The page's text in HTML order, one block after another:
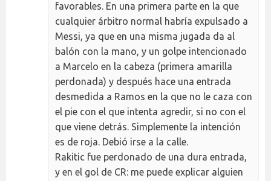
favorables. En una primera parte en la que
cualquier árbitro normal habría expulsado a
Messi, ya que en una misma jugada da al
balón con la mano, y un golpe intencionado
a Marcelo en la cabeza (primera amarilla
perdonada) y después hace una entrada
desmedida a Ramos en la que no le caza con
el pie con el que intenta agredir, si no con el
que viene detrás. Simplemente la intención
es de roja. Debió irse a la calle.
Rakitic fue perdonado de una dura entrada,
y en el gol de CR: me puede explicar alguien